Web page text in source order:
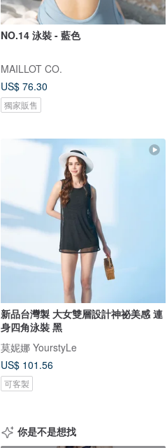
NO.14 泳裝 - 藍色
MAILLOT CO.
US$ 76.30
獨家販售
新品台灣製 大女雙層設計神祕美感 連
身四角泳裝 黑
莫妮娜 YourstyLe
US$ 101.56
可客製
你是不是想找